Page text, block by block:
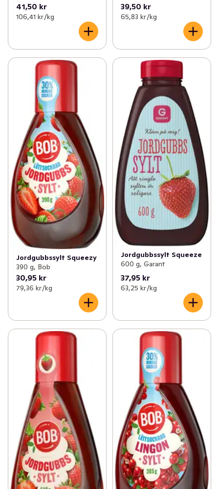
41,50 kr
106,41 kr /kg
39,50 kr
65,83 kr /kg
Jordgubbssylt Squeezy
390 g, Bob
30,95 kr
79,36 kr /kg
Jordgubbssylt Squeeze
600 g, Garant
37,95 kr
63,25 kr /kg